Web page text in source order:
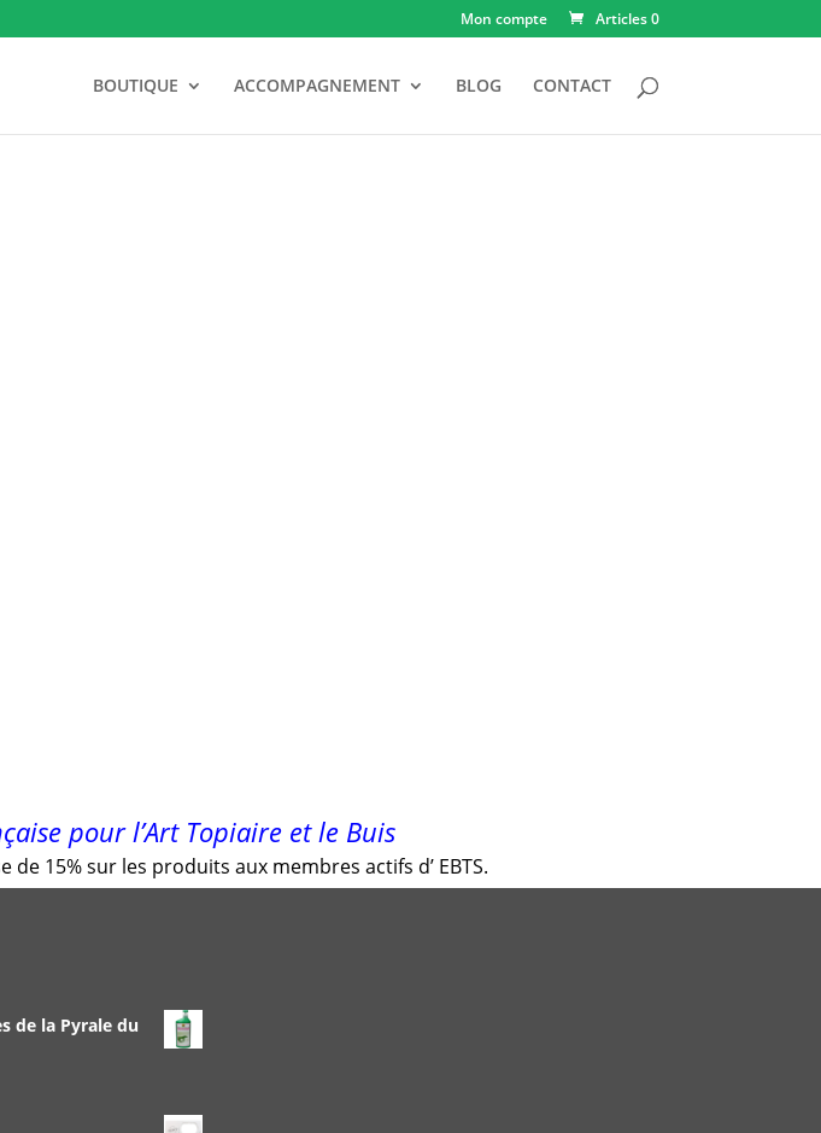
Mon compte Articles 0
BOUTIQUE ACCOMPAGNEMENT BLOG CONTACT
pour l’Art Topiaire et le Buis
15% sur les produits aux membres actifs d’ EBTS.
de la Pyrale du